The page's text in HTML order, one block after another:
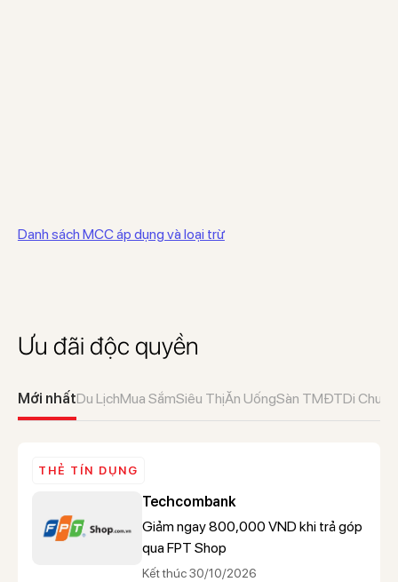
Danh sách MCC áp dụng và loại trừ
Ưu đãi độc quyền
Mới nhấtDu LịchMua SắmSiêu ThịĂn UốngSàn TMĐTDi
THẺ TÍN DỤNG
Techcombank
Giảm ngay 800,000 VND khi trả góp
qua FPT Shop
Kết thúc 30/10/2026